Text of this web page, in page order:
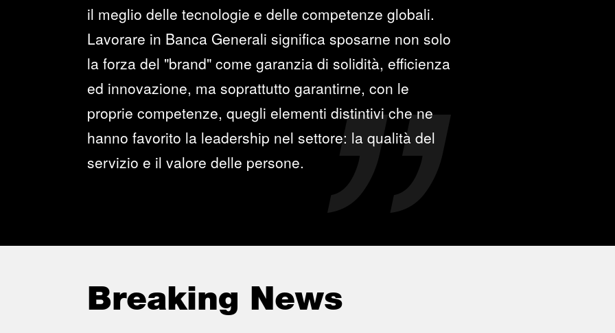
il meglio delle tecnologie e delle competenze globali.
Lavorare in Banca Generali significa sposarne non solo
la forza del "brand" come garanzia di solidità, efficienza
ed innovazione, ma soprattutto garantirne, con le
proprie competenze, quegli elementi distintivi che ne
hanno favorito la leadership nel settore: la qualità del
servizio e il valore delle persone.
Breaking News